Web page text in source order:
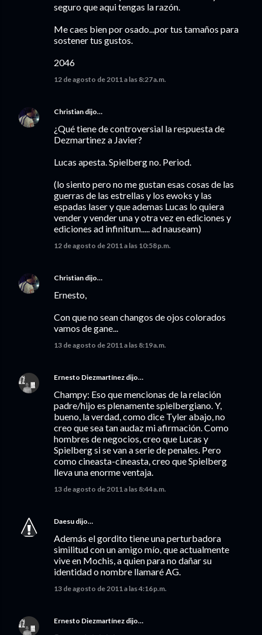
seguro que aqui tengas la razón.
Me caes bien por osado...por tus tamaños para
sostener tus gustos.
2046
12 de agosto de 2011 a las 8:27 a.m.
Christian dijo…
¿Qué tiene de controversial la respuesta de
Dezmartinez a Javier?
Lucas apesta. Spielberg no. Period.
(lo siento pero no me gustan esas cosas de las
guerras de las estrellas y los ewoks y las
espadas laser y que ademas Lucas lo quiera
vender y vender una y otra vez en ediciones y
ediciones ad infinitum..... ad nauseam)
12 de agosto de 2011 a las 10:58 p.m.
Christian dijo…
Ernesto,
Con que no sean changos de ojos colorados
vamos de gane...
13 de agosto de 2011 a las 8:19 a.m.
Ernesto Diezmartínez dijo…
Champy: Eso que mencionas de la relación
padre/hijo es plenamente spielbergiano. Y,
bueno, la verdad, como dice Tyler abajo, no
creo que sea tan audaz mi afirmación. Como
hombres de negocios, creo que Lucas y
Spielberg si se van a serie de penales. Pero
como cineasta-cineasta, creo que Spielberg
lleva una enorme ventaja.
13 de agosto de 2011 a las 8:44 a.m.
Daesu dijo…
Además el gordito tiene una perturbadora
similitud con un amigo mío, que actualmente
vive en Mochis, a quien para no dañar su
identidad o nombre llamaré AG.
13 de agosto de 2011 a las 4:16 p.m.
Ernesto Diezmartínez dijo…